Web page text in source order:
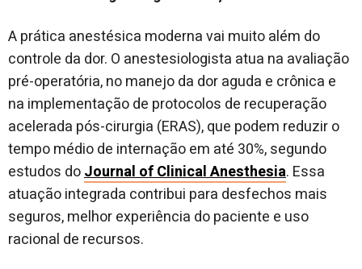
A prática anestésica moderna vai muito além do
controle da dor. O anestesiologista atua na avaliação
pré-operatória, no manejo da dor aguda e crônica e
na implementação de protocolos de recuperação
acelerada pós-cirurgia (ERAS), que podem reduzir o
tempo médio de internação em até 30%, segundo
estudos doJournal of Clinical Anesthesia. Essa
atuação integrada contribui para desfechos mais
seguros, melhor experiência do paciente e uso
racional de recursos.